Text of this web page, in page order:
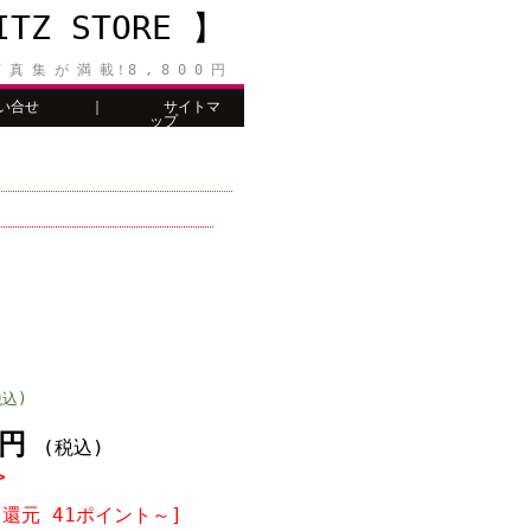
STORE 】
真 集 が 満 載！8 , 8 0 0 円
合せ
サイトマ
ップ
)
(税込)
元 41ポイント～]